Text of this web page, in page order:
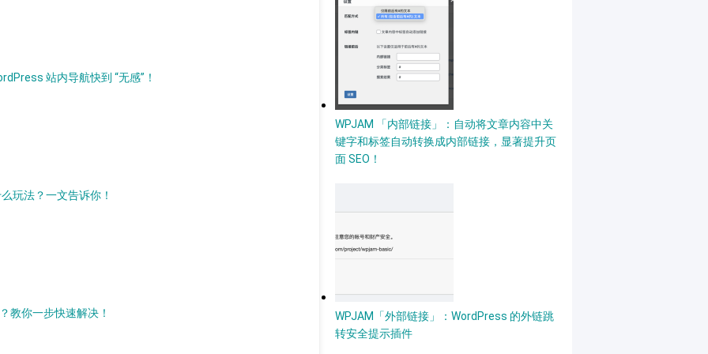
站内导航快到 “无感”！
玩法？一文告诉你！
教你一步快速解决！
WPJAM 「内部链接」：自动将文章内容中关
键字和标签自动转换成内部链接，显著提升页
面 SEO！
WPJAM「外部链接」：WordPress 的外链跳
转安全提示插件